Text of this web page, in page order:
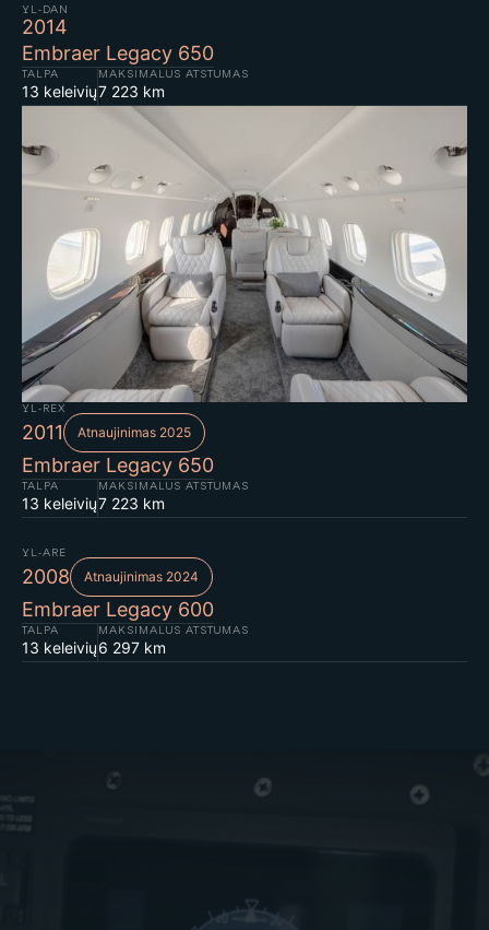
YL-DAN
2014
Embraer Legacy 650
TALPA
13 keleivių
MAKSIMALUS ATSTUMAS
7 223 km
YL-REX
2011 Atnaujinimas 2025
Embraer Legacy 650
TALPA
13 keleivių
MAKSIMALUS ATSTUMAS
7 223 km
YL-ARE
2008 Atnaujinimas 2024
Embraer Legacy 600
TALPA
13 keleivių
MAKSIMALUS ATSTUMAS
6 297 km